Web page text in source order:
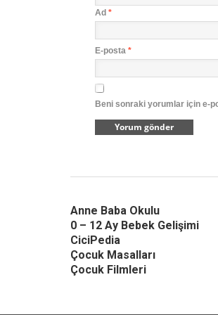
Ad *
E-posta *
Beni sonraki yorumlar için e-
Anne Baba Okulu
0 – 12 Ay Bebek Gelişimi
CiciPedia
Çocuk Masalları
Çocuk Filmleri